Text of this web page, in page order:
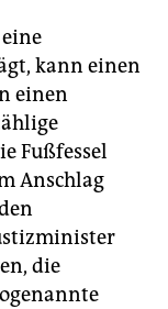
eine
kann einen
einen
Fußfessel
Anschlag
die